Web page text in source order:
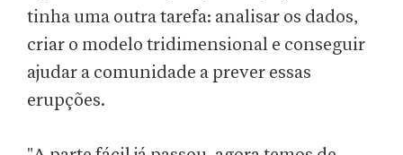
tinha uma outra tarefa: analisar os dados,
criar o modelo tridimensional e conseguir
ajudar a comunidade a prever essas
erupções.